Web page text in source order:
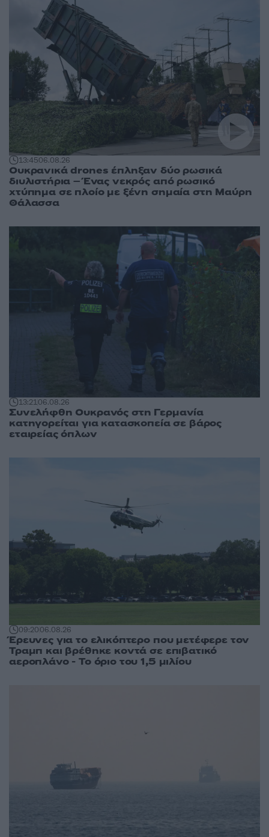
13:4506.08.26
Ουκρανικά drones έπληξαν δύο ρωσικά
διυλιστήρια – Ένας νεκρός από ρωσικό
χτύπημα σε πλοίο με ξένη σημαία στη Μαύρη
Θάλασσα
13:2106.08.26
Συνελήφθη Ουκρανός στη Γερμανία
κατηγορείται για κατασκοπεία σε βάρος
εταιρείας όπλων
09:2006.08.26
Έρευνες για το ελικόπτερο που μετέφερε τον
Τραμπ και βρέθηκε κοντά σε επιβατικό
αεροπλάνο - Το όριο του 1,5 μιλίου